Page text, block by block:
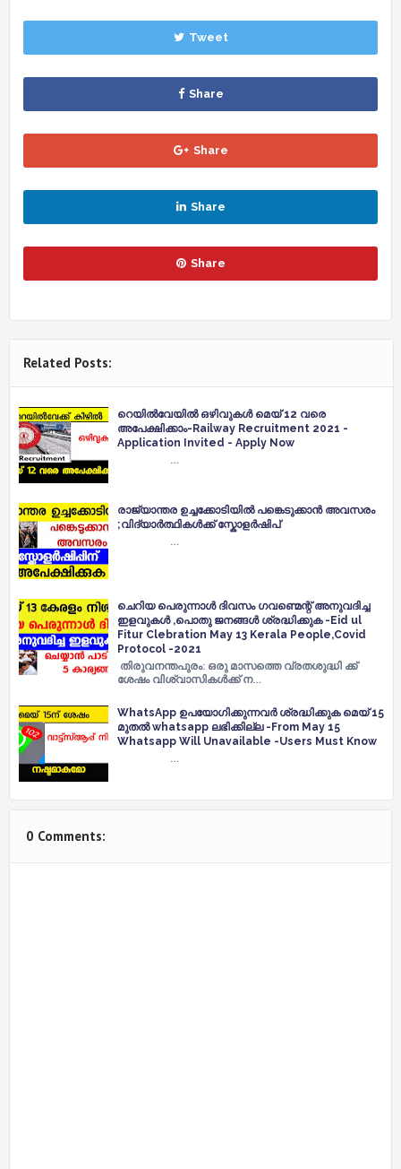
Tweet
Share
Share
Share
Share
Related Posts:
റെയിൽവേയിൽ ഒഴിവുകൾ മെയ് 12 വരെ
അപേക്ഷിക്കാം-Railway Recruitment 2021 -
Application Invited - Apply Now
…
രാജ്യാന്തര ഉച്ചക്കോടിയിൽ പങ്കെടുക്കാൻ അവസരം
;വിദ്യാർത്ഥികൾക്ക് സ്കോളർഷിപ്
…
ചെറിയ പെരുന്നാൾ ദിവസം ഗവണ്മെന്റ് അനുവദിച്ച
ഇളവുകൾ ,പൊതു ജനങ്ങൾ ശ്രദ്ധിക്കുക -Eid ul
Fitur Clebration May 13 Kerala People,Covid
Protocol -2021
തിരുവനന്തപുരം: ഒരു മാസത്തെ വ്രതശുദ്ധി ക്ക്
ശേഷം വിശ്വാസികൾക്ക് ന…
WhatsApp ഉപയോഗിക്കുന്നവർ ശ്രദ്ധിക്കുക മെയ് 15
മുതൽ whatsapp ലഭിക്കില്ല -From May 15
Whatsapp Will Unavailable -Users Must Know
…
0 Comments: